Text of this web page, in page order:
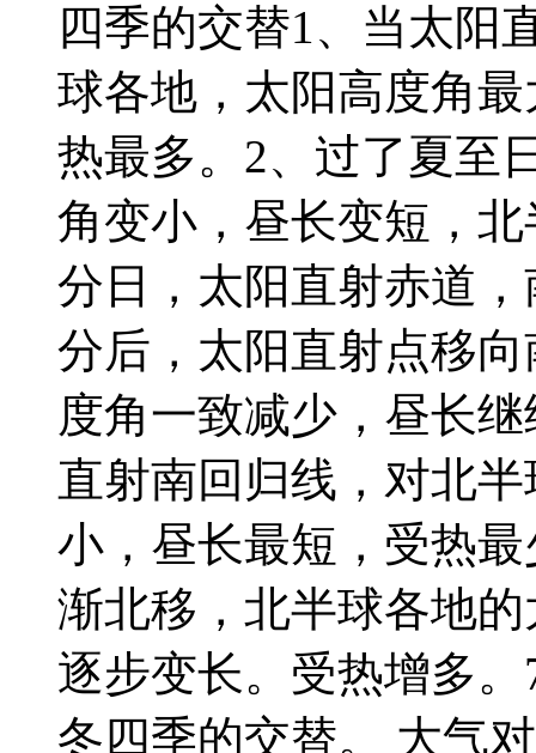
四季的交替1、当太阳
球各地，太阳高度角
热最多。2、过了夏至
角变小，昼长变短，
分日，太阳直射赤道
分后，太阳直射点移
度角一致减少，昼长
直射南回归线，对北
小，昼长最短，受热
渐北移，北半球各地
逐步变长。受热增多
冬四季的交替。 大气